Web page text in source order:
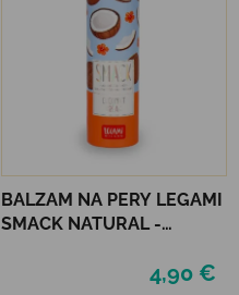
BALZAM NA PERY LEGAMI
SMACK NATURAL -
4,90 €